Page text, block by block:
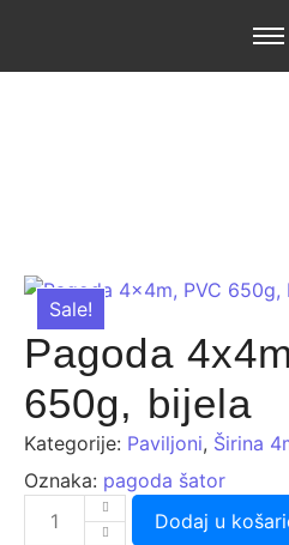
Sale!
Pagoda
650g, bijela
Kategorije: Paviljoni, Širina
Oznaka: pagoda šator
Dodaj u